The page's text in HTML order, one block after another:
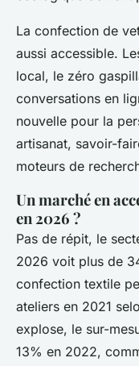
La confection de
aussi accessible.
local, le zéro
conversations en
nouvelle pour la
artisanat, savoir-
moteurs de
Un marché en
en 2026 ?
Pas de répit, le
2026 voit plus de
confection textile
ateliers en 2021
explose, le sur-
13% en 2022,